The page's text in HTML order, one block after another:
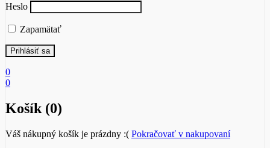
Heslo
Zapamätať
0
0
Košík (0)
Váš nákupný košík je prázdny :( Pokračovať v nakupovaní